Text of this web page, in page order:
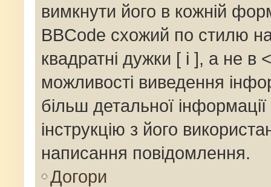
вимкнути його в кожній
BBCode схожий по стилю
квадратні дужки [ і ], а не в
можливості виведення
більш детальної
інструкцію з його
написання повідомлення.
Догори